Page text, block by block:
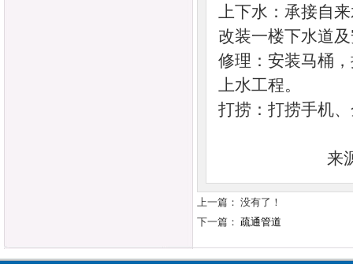
上下水：承接自
改装一楼下水道
修理：安装马桶
上水工程。
打捞：打捞手机
来
上一篇： 没有了！
下一篇： 疏通管道